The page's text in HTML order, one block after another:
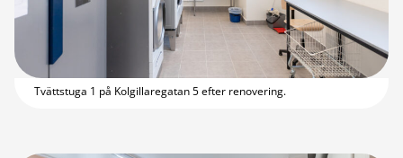
Tvättstuga 1 på Kolgillaregatan 5 efter renovering.